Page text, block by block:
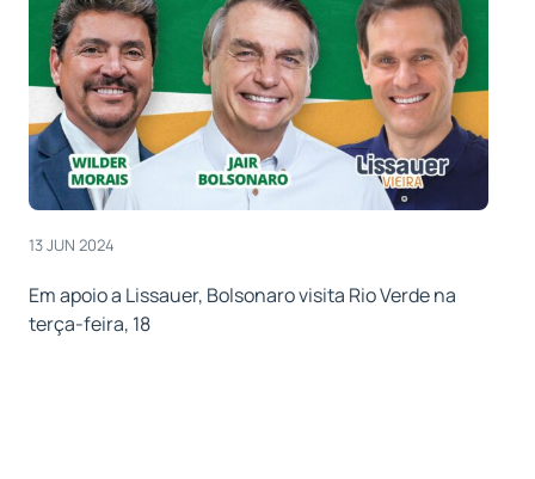
13 JUN 2024
Em apoio a Lissauer, Bolsonaro visita Rio Verde na
terça-feira, 18